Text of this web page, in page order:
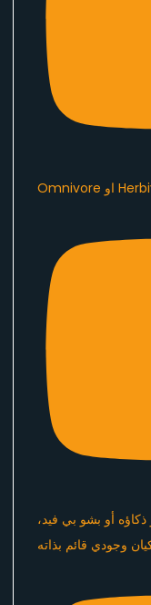
أو بشو بي فيد،
وجودي قائم بذاته